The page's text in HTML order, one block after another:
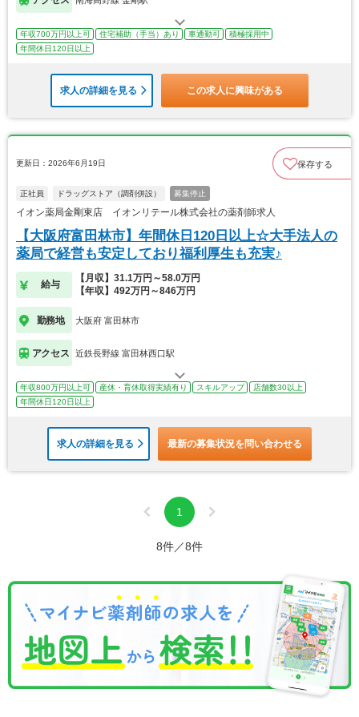
年収700万円以上可 住宅補助（手当）あり 車通勤可
積極採用中
年間休日120日以上
求人の詳細を見る この求人に興味がある
更新日：2026年6月19日 保存する
正社員 ドラッグストア（調剤併設） 募集停止
イオン薬局金剛東店 イオンリテール株式会社の薬剤師求人
【大阪府富田林市】年間休日120日以上☆大手法人の
薬局で経営も安定しており福利厚生も充実♪
給与
【月収】31.1万円～58.0万円
【年収】492万円～846万円
勤務地 大阪府 富田林市
アクセス 近鉄長野線 富田林西口駅
年収800万円以上可 産休・育休取得実績有り スキルアップ
店舗数30以上
年間休日120日以上
求人の詳細を見る 最新の募集状況を問い合わせる
1
8件／8件